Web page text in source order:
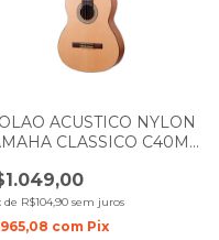
ACUSTICO NYLON
CLASSICO C40MII
de R$104,90 sem juros
com Pix